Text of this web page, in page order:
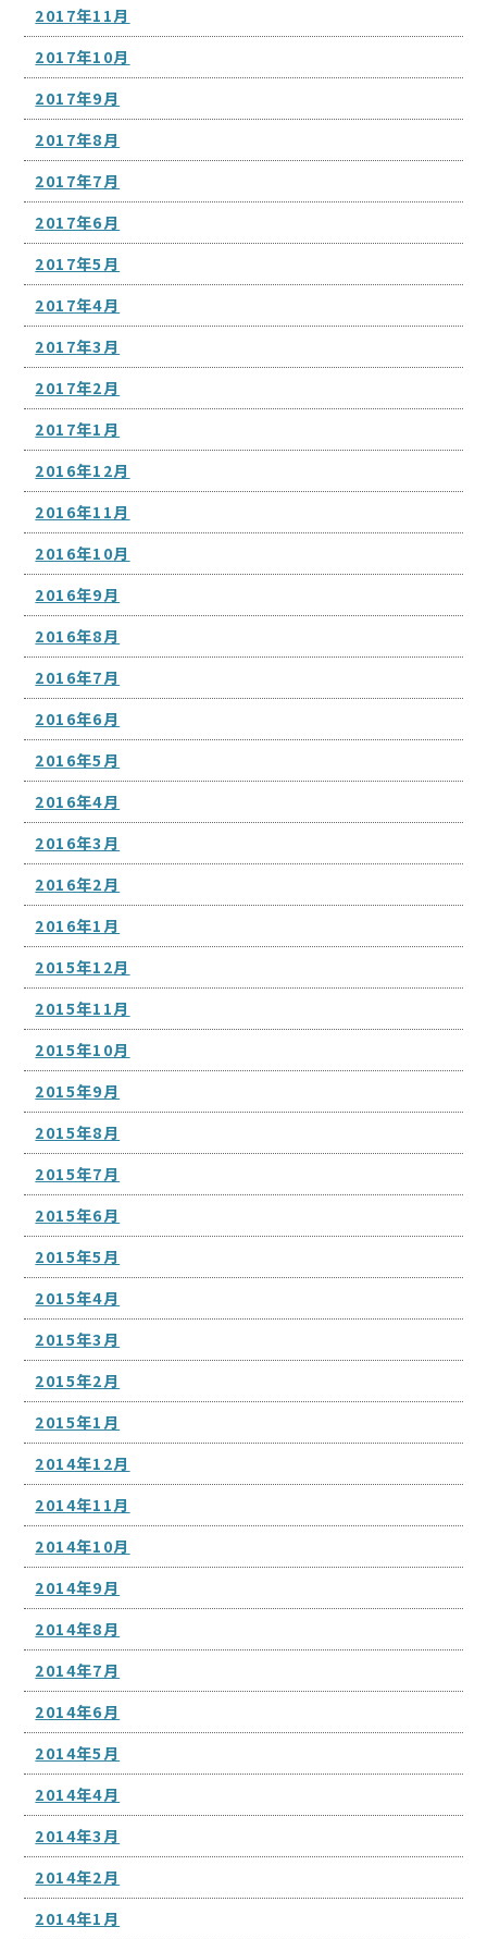
2017年11月
2017年10月
2017年9月
2017年8月
2017年7月
2017年6月
2017年5月
2017年4月
2017年3月
2017年2月
2017年1月
2016年12月
2016年11月
2016年10月
2016年9月
2016年8月
2016年7月
2016年6月
2016年5月
2016年4月
2016年3月
2016年2月
2016年1月
2015年12月
2015年11月
2015年10月
2015年9月
2015年8月
2015年7月
2015年6月
2015年5月
2015年4月
2015年3月
2015年2月
2015年1月
2014年12月
2014年11月
2014年10月
2014年9月
2014年8月
2014年7月
2014年6月
2014年5月
2014年4月
2014年3月
2014年2月
2014年1月